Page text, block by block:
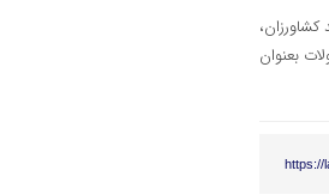
بعنوان
https://